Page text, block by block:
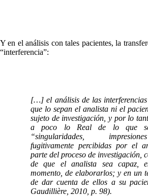
Y en el análisis con tales pacientes, la
“interferencia”:
[…] el análisis de las
que lo sepan el analista ni el
sujeto de investigación, y por lo
a poco lo Real de lo que
“singularidades,
fugitivamente percibidas por el
parte del proceso de investigación,
de que el analista sea capaz,
momento, de elaborarlos; y en un
de dar cuenta de ellos a su
Gaudillière, 2010, p. 98).